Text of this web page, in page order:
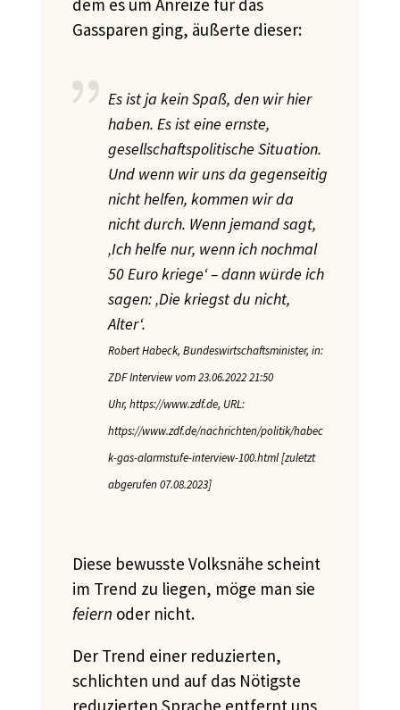
Gassparen ging, äußerte dieser:
Es ist ja kein Spaß, den wir hier
haben. Es ist eine ernste,
gesellschaftspolitische Situation.
Und wenn wir uns da gegenseitig
nicht helfen, kommen wir da
nicht durch. Wenn jemand sagt,
‚Ich helfe nur, wenn ich nochmal
50 Euro kriege‘ – dann würde ich
sagen: ‚Die kriegst du nicht,
Alter‘.
Robert Habeck, Bundeswirtschaftsminister, in:
ZDF Interview vom 23.06.2022 21:50
Uhr, https://www.zdf.de, URL:
https://www.zdf.de/nachrichten/politik/habec
k-gas-alarmstufe-interview-100.html [zuletzt
abgerufen 07.08.2023]
Diese bewusste Volksnähe scheint
im Trend zu liegen, möge man sie
feiern oder nicht.
Der Trend einer reduzierten,
schlichten und auf das Nötigste
reduzierten Sprache entfernt uns